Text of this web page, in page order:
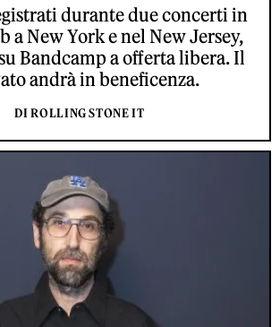
durante due concerti in
a New York e nel New Jersey,
Bandcamp a offerta libera. Il
andrà in beneficenza.
DI ROLLING STONE IT